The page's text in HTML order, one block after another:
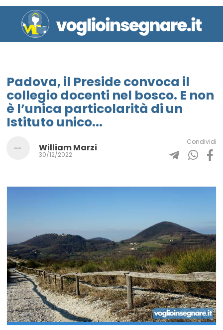
Padova, il Preside convoca il
collegio docenti nel bosco. E non
è l’unica particolarità di un
Istituto unico...
William Marzi
30/12/2022
Condividi